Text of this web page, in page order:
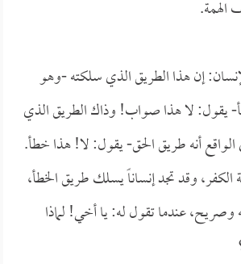
الهمة.
إن هذا الطريق الذي سلكته -وهو
يقول: لا هذا صواب! وذاك الطريق الذي
أنه طريق الحق- يقول: لا! هذا خطأ.
وقد تجد إنساناً يسلك طريق الخطأ،
عندما تقول له: يا أخي! لماذا